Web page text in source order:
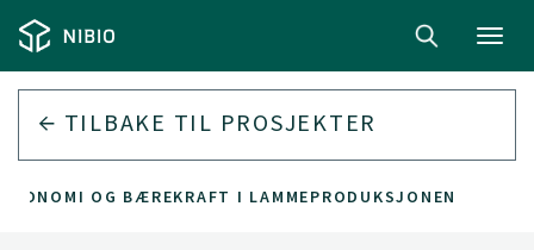
TILBAKE TIL PROSJEKTER
OG BÆREKRAFT I LAMMEPRODUKSJONEN